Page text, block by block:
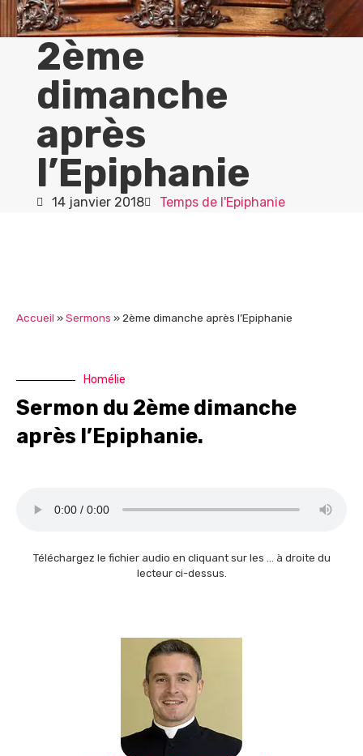
2ème
dimanche
après
l’Epiphanie
14 janvier 2018 Temps de l'Epiphanie
Accueil »Sermons »2ème dimanche après l’Epiphanie
Homélie
Sermon du 2ème dimanche
après l’Epiphanie.
Téléchargez le fichier audio en cliquant sur les … à droite du
lecteur ci-dessus.